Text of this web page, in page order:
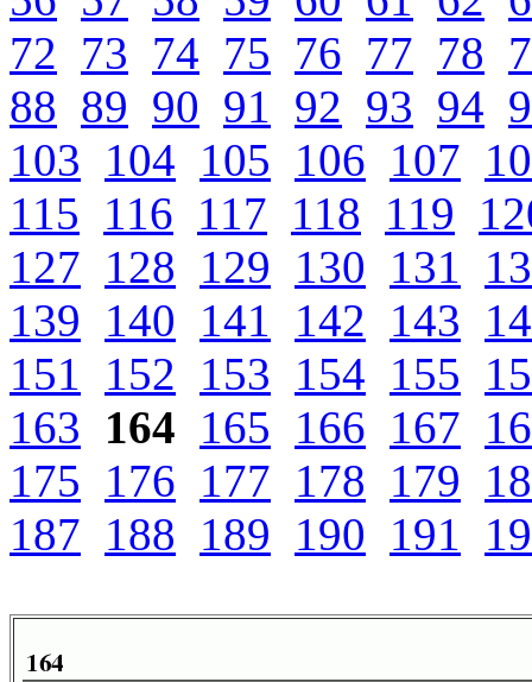
72 73 74 75 76 77 78
88 89 90 91 92 93 94
103 104 105 106 107
115 116 117 118 119
127 128 129 130 131
139 140 141 142 143
151
152 153 154 155
163 164 165 166 167
175 176 177 178 179
187 188 189 190 191